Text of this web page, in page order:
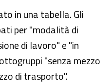
in una tabella. Gli
per "modalità di
di lavoro" e "in
"senza mezzo
di trasporto".